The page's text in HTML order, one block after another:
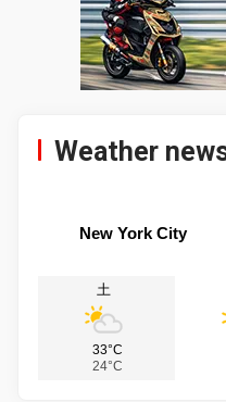
Weather
New York City
土
33°C
24°C